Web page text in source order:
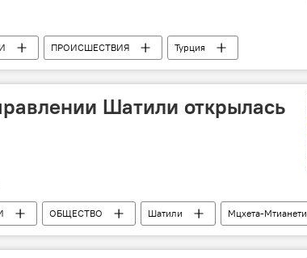
ПРОИСШЕСТВИЯ Турция
Шатили открылась
ОБЩЕСТВО Шатили
Мцхета-Мтианети
Департамент автомобильных дорог